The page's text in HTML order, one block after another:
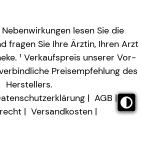
lesen Sie die
fragen Sie Ihre Ärztin, Ihren Arzt
¹ Verkaufspreis unserer Vor-
Preisempfehlung des
Herstellers.
AGB
Versandkosten